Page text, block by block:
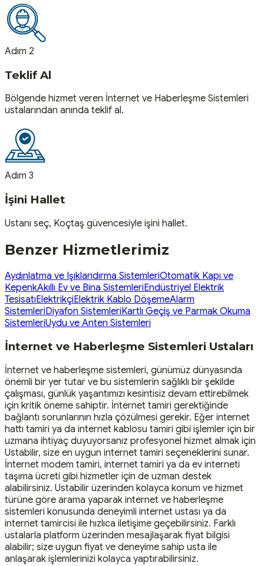
Adım 2
Teklif Al
Bölgende hizmet veren İnternet ve Haberleşme Sistemleri
ustalarından anında teklif al.
Adım 3
İşini Hallet
Ustanı seç, Koçtaş güvencesiyle işini hallet.
Benzer Hizmetlerimiz
Aydınlatma ve Işıklandırma SistemleriOtomatik Kapı ve
KepenkAkıllı Ev ve Bina SistemleriEndüstriyel Elektrik
TesisatıElektrikçiElektrik Kablo DöşemeAlarm
SistemleriDiyafon SistemleriKartlı Geçiş ve Parmak Okuma
SistemleriUydu ve Anten Sistemleri
İnternet ve Haberleşme Sistemleri Ustaları
İnternet ve haberleşme sistemleri, günümüz dünyasında
önemli bir yer tutar ve bu sistemlerin sağlıklı bir şekilde
çalışması, günlük yaşantımızı kesintisiz devam ettirebilmek
için kritik öneme sahiptir. İnternet tamiri gerektiğinde
bağlantı sorunlarının hızla çözülmesi gerekir. Eğer internet
hattı tamiri ya da internet kablosu tamiri gibi işlemler için bir
uzmana ihtiyaç duyuyorsanız profesyonel hizmet almak için
Ustabilir, size en uygun internet tamiri seçeneklerini sunar.
İnternet modem tamiri, internet tamiri ya da ev interneti
taşıma ücreti gibi hizmetler için de uzman destek
alabilirsiniz. Ustabilir üzerinden kolayca konum ve hizmet
türüne göre arama yaparak internet ve haberleşme
sistemleri konusunda deneyimli internet ustası ya da
internet tamircisi ile hızlıca iletişime geçebilirsiniz. Farklı
ustalarla platform üzerinden mesajlaşarak fiyat bilgisi
alabilir; size uygun fiyat ve deneyime sahip usta ile
anlaşarak işlemlerinizi kolayca yaptırabilirsiniz.